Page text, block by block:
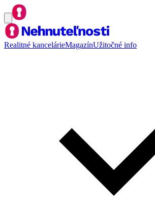
Realitné kancelárieMagazínUžitočné info